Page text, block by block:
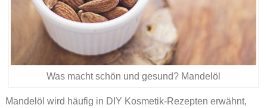
Was macht schön und gesund? Mandelöl
Mandelöl wird häufig in DIY Kosmetik-Rezepten erwähnt,